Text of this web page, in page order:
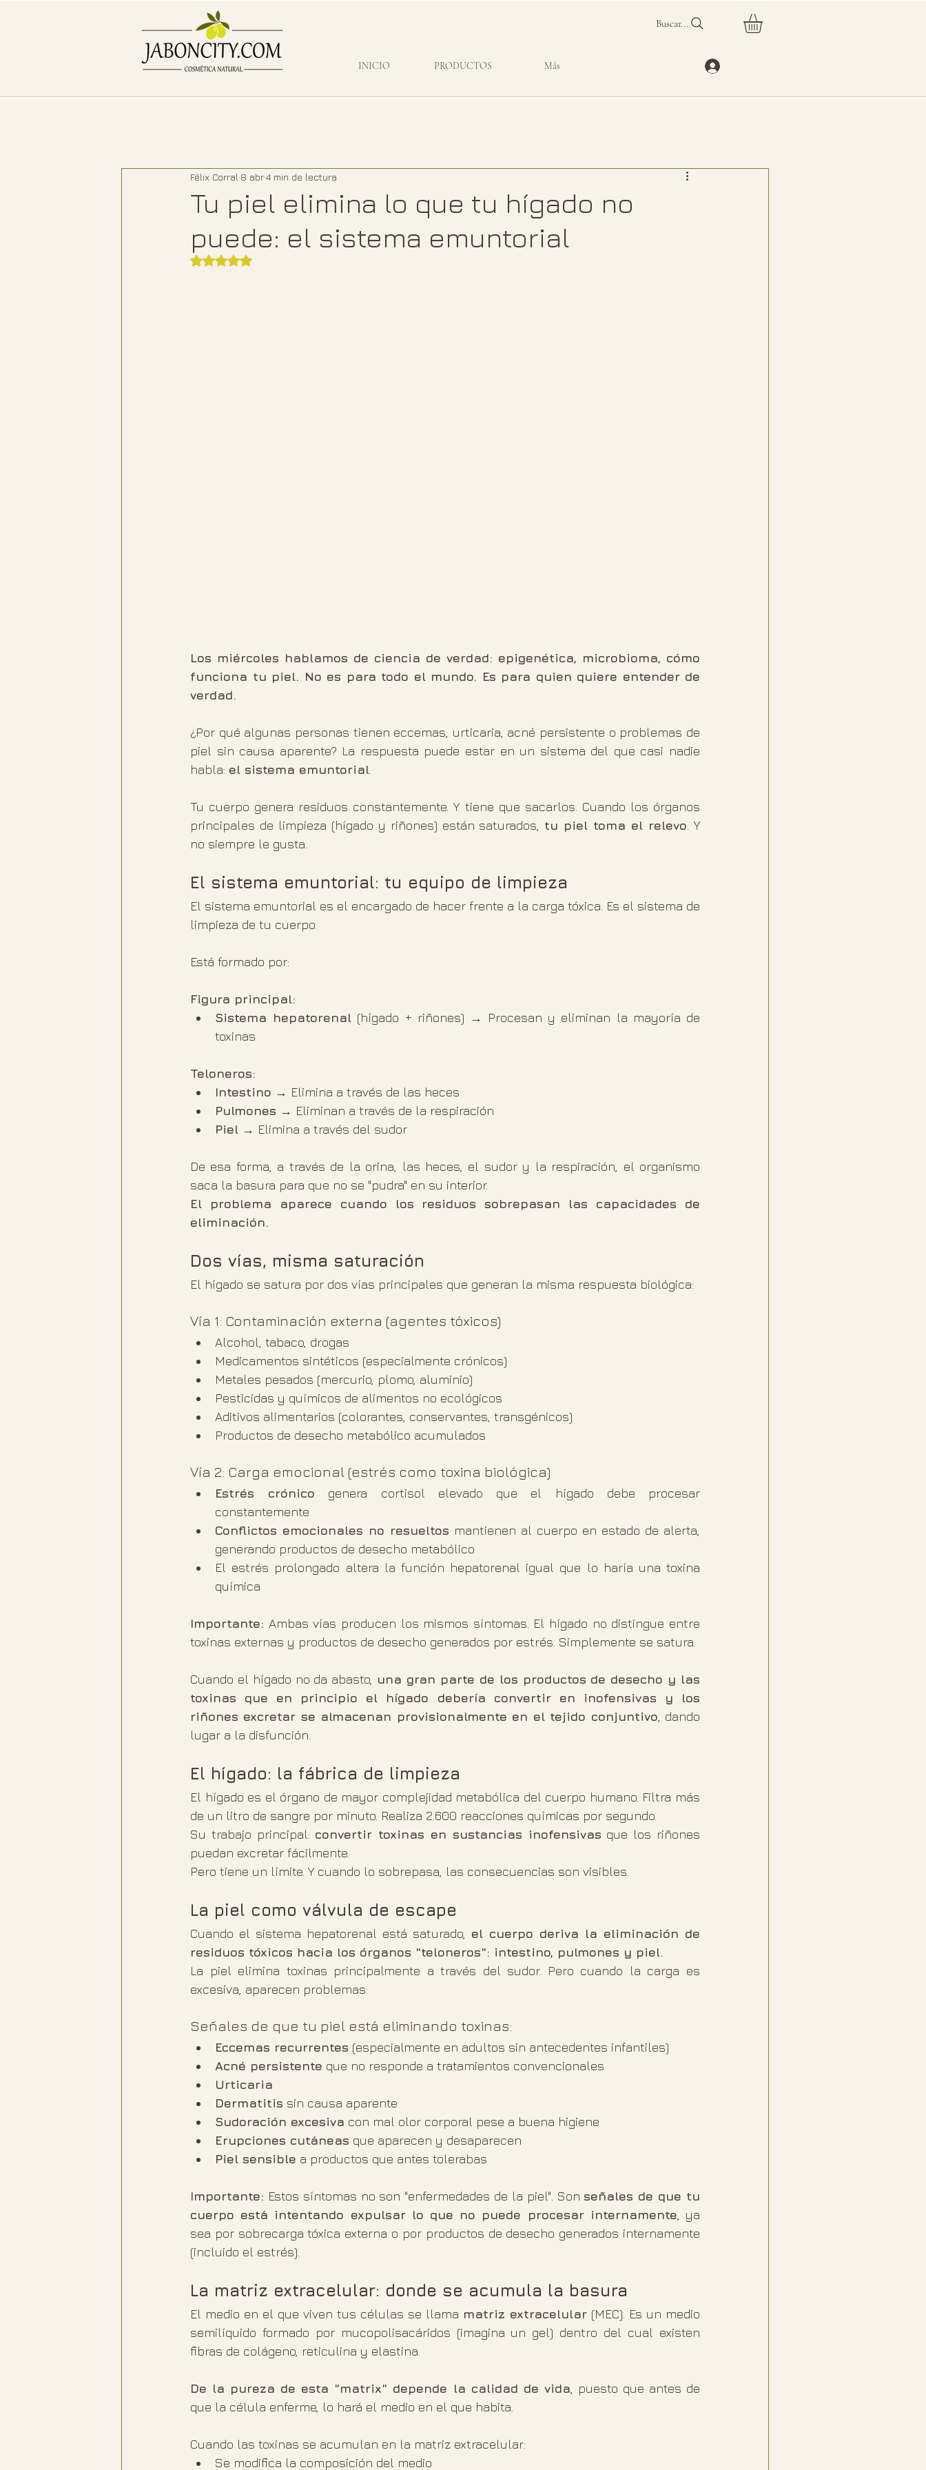
INICIO PRODUCTOS Más
Buscar...
Tu piel elimina lo que tu hígado no
puede: el sistema emuntorial
Félix Corral 8 abr4 min de lectura
Obtuvo NaN de 5 estrellas.
Los miércoles hablamos de ciencia de verdad: epigenética, microbioma, cómo
funciona tu piel. No es para todo el mundo. Es para quien quiere entender de
verdad.
¿Por qué algunas personas tienen eccemas, urticaria, acné persistente o problemas de
piel sin causa aparente? La respuesta puede estar en un sistema del que casi nadie
habla: el sistema emuntorial.
Tu cuerpo genera residuos constantemente. Y tiene que sacarlos. Cuando los órganos
principales de limpieza (hígado y riñones) están saturados, tu piel toma el relevo. Y
no siempre le gusta.
El sistema emuntorial: tu equipo de limpieza
El sistema emuntorial es el encargado de hacer frente a la carga tóxica. Es el sistema de
limpieza de tu cuerpo.
Está formado por:
Figura principal:
Sistema hepatorenal (hígado + riñones) → Procesan y eliminan la mayoría de
toxinas
Teloneros:
Intestino → Elimina a través de las heces
Pulmones → Eliminan a través de la respiración
Piel → Elimina a través del sudor
De esa forma, a través de la orina, las heces, el sudor y la respiración, el organismo
saca la basura para que no se "pudra" en su interior.
El problema aparece cuando los residuos sobrepasan las capacidades de
eliminación.
Dos vías, misma saturación
El hígado se satura por dos vías principales que generan la misma respuesta biológica:
Vía 1: Contaminación externa (agentes tóxicos)
Alcohol, tabaco, drogas
Medicamentos sintéticos (especialmente crónicos)
Metales pesados (mercurio, plomo, aluminio)
Pesticidas y químicos de alimentos no ecológicos
Aditivos alimentarios (colorantes, conservantes, transgénicos)
Productos de desecho metabólico acumulados
Vía 2: Carga emocional (estrés como toxina biológica)
Estrés crónico genera cortisol elevado que el hígado debe procesar
constantemente
Conflictos emocionales no resueltos mantienen al cuerpo en estado de alerta,
generando productos de desecho metabólico
El estrés prolongado altera la función hepatorenal igual que lo haría una toxina
química
Importante: Ambas vías producen los mismos síntomas. El hígado no distingue entre
toxinas externas y productos de desecho generados por estrés. Simplemente se satura.
Cuando el hígado no da abasto, una gran parte de los productos de desecho y las
toxinas que en principio el hígado debería convertir en inofensivas y los
riñones excretar se almacenan provisionalmente en el tejido conjuntivo, dando
lugar a la disfunción.
El hígado: la fábrica de limpieza
El hígado es el órgano de mayor complejidad metabólica del cuerpo humano. Filtra más
de un litro de sangre por minuto. Realiza 2.600 reacciones químicas por segundo.
Su trabajo principal: convertir toxinas en sustancias inofensivas que los riñones
puedan excretar fácilmente.
Pero tiene un límite. Y cuando lo sobrepasa, las consecuencias son visibles.
La piel como válvula de escape
Cuando el sistema hepatorenal está saturado, el cuerpo deriva la eliminación de
residuos tóxicos hacia los órganos "teloneros": intestino, pulmones y piel.
La piel elimina toxinas principalmente a través del sudor. Pero cuando la carga es
excesiva, aparecen problemas:
Señales de que tu piel está eliminando toxinas:
Eccemas recurrentes (especialmente en adultos sin antecedentes infantiles)
Acné persistente que no responde a tratamientos convencionales
Urticaria
Dermatitis sin causa aparente
Sudoración excesiva con mal olor corporal pese a buena higiene
Erupciones cutáneas que aparecen y desaparecen
Piel sensible a productos que antes tolerabas
Importante: Estos síntomas no son "enfermedades de la piel". Son señales de que tu
cuerpo está intentando expulsar lo que no puede procesar internamente, ya
sea por sobrecarga tóxica externa o por productos de desecho generados internamente
(incluido el estrés).
La matriz extracelular: donde se acumula la basura
El medio en el que viven tus células se llama matriz extracelular (MEC). Es un medio
semilíquido formado por mucopolisacáridos (imagina un gel) dentro del cual existen
fibras de colágeno, reticulina y elastina.
De la pureza de esta "matrix" depende la calidad de vida, puesto que antes de
que la célula enferme, lo hará el medio en el que habita.
Cuando las toxinas se acumulan en la matriz extracelular:
Se modifica la composición del medio